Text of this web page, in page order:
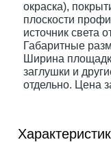
Электрокарнизы
окраска),
плоскости
источник света
Габаритные
Ширина
заглушки и
отдельно. Цена